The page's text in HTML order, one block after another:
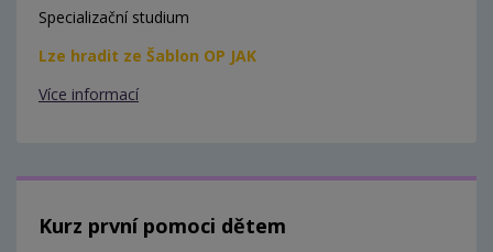
Specializační studium
Lze hradit ze Šablon OP JAK
Více informací
Kurz první pomoci dětem